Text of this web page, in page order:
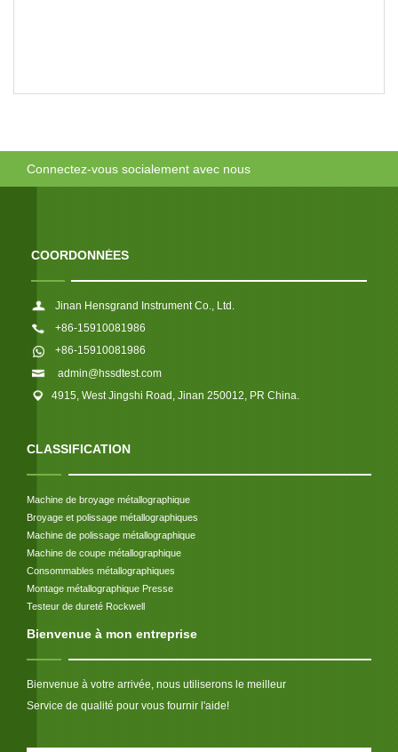
Connectez-vous socialement avec nous
COORDONNÉES
Jinan Hensgrand Instrument Co., Ltd.
+86-15910081986
+86-15910081986
admin@hssdtest.com
4915, West Jingshi Road, Jinan 250012, PR China.
CLASSIFICATION
Machine de broyage métallographique
Broyage et polissage métallographiques
Machine de polissage métallographique
Machine de coupe métallographique
Consommables métallographiques
Montage métallographique Presse
Testeur de dureté Rockwell
Bienvenue à mon entreprise
Bienvenue à votre arrivée, nous utiliserons le meilleur
Service de qualité pour vous fournir l'aide!